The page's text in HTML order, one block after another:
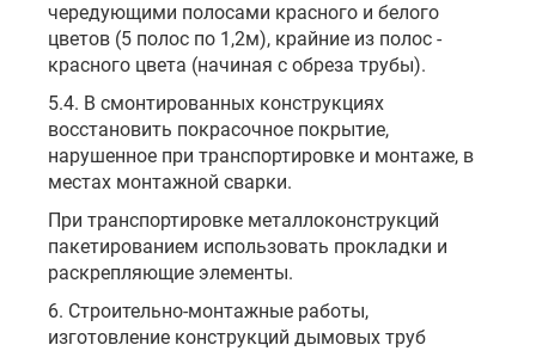
чередующими полосами красного и белого
цветов (5 полос по 1,2м), крайние из полос -
красного цвета (начиная с обреза трубы).
5.4. В смонтированных конструкциях
восстановить покрасочное покрытие,
нарушенное при транспортировке и монтаже, в
местах монтажной сварки.
При транспортировке металлоконструкций
пакетированием использовать прокладки и
раскрепляющие элементы.
6. Строительно-монтажные работы,
изготовление конструкций дымовых труб